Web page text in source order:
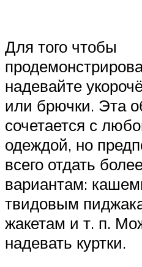
Для того чтобы
надевайте
или брючки. Эта
сочетается с
одеждой, но
всего отдать
вариантам:
твидовым
жакетам и т. п.
надевать куртки.